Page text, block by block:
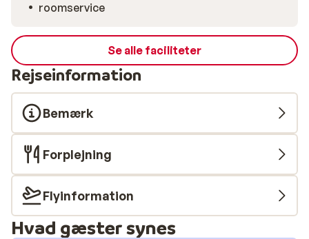
roomservice
Se alle faciliteter
Rejseinformation
Bemærk
Forplejning
Flyinformation
Hvad gæster synes